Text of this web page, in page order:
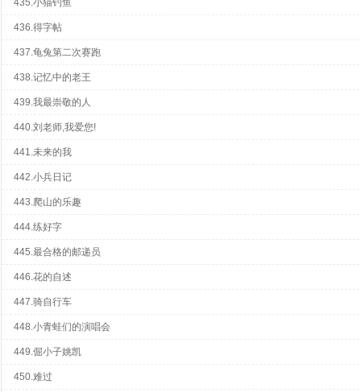
435.小猫钓鱼
436.得字帖
437.龟兔第二次赛跑
438.记忆中的老王
439.我最崇敬的人
440.刘老师,我爱您!
441.未来的我
442.小兵日记
443.爬山的乐趣
444.练好字
445.最合格的邮递员
446.花的自述
447.骑自行车
448.小青蛙们的演唱会
449.倔小子姚凯
450.难过